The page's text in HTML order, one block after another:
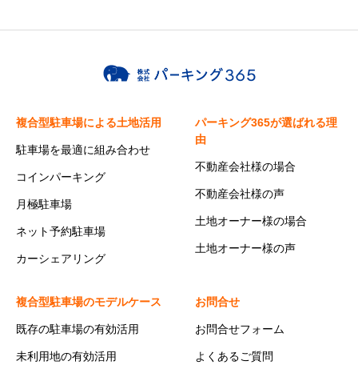
複合型駐車場による土地活用
駐車場を最適に組み合わせ
コインパーキング
月極駐車場
ネット予約駐車場
カーシェアリング
パーキング365が選ばれる理
由
不動産会社様の場合
不動産会社様の声
土地オーナー様の場合
土地オーナー様の声
複合型駐車場のモデルケース
既存の駐車場の有効活用
未利用地の有効活用
お問合せ
お問合せフォーム
よくあるご質問